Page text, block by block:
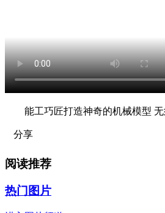
能工巧匠打造神奇的机械模型 无
分享
阅读推荐
热门图片